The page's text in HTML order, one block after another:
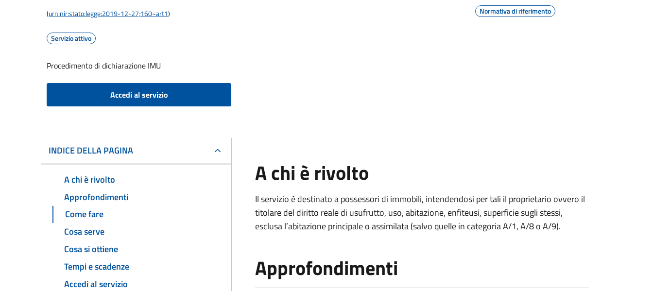
(urn:nir:stato:legge:2019-12-27;160~art1)
Servizio attivo
Procedimento di dichiarazione IMU
Accedi al servizio
Normativa di riferimento
INDICE DELLA PAGINA
A chi è rivolto
Approfondimenti
Come fare
Cosa serve
Cosa si ottiene
Tempi e scadenze
Accedi al servizio
A chi è rivolto
Il servizio è destinato apossessori di immobili, intendendosi per tali il proprietario ovvero il
titolare del diritto reale di usufrutto, uso, abitazione, enfiteusi, superficie sugli stessi,
esclusa l’abitazione principale o assimilata (salvo quelle in categoria A/1, A/8 o A/9).
Approfondimenti